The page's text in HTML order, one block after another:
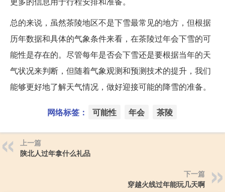
总的来说，虽然茶陵地区不是下雪最常见的地方，但根据
历年数据和具体的气象条件来看，在茶陵过年会下雪的可
能性是存在的。尽管每年是否会下雪还是要根据当年的天
气状况来判断，但随着气象观测和预测技术的提升，我们
能够更好地了解天气情况，做好迎接可能的降雪的准备。
网络标签： 可能性 年会 茶陵
上一篇
陕北人过年拿什么礼品
下一篇
穿越火线过年能玩几天啊